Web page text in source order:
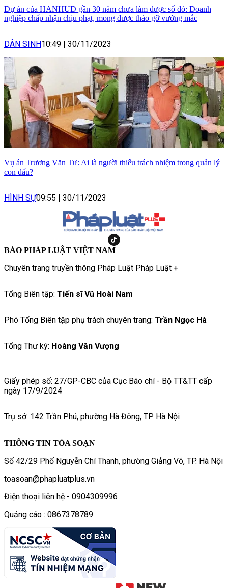
Dự án của HANHUD gần 30 năm chưa làm được sổ đỏ: Doanh
nghiệp chấp nhận chịu phạt, mong được tháo gỡ vướng mắc
DÂN SINH10:49 30/11/2023
Vụ án Trương Văn Tư: Ai là người thiếu trách nhiệm trong quản lý
con dấu?
HÌNH SỰ09:55 | 30/11/2023
BÁO PHÁP LUẬT VIỆT NAM
Chuyên trang truyền thông Pháp Luật Pháp Luật +
Tổng Biên tập: Tiến sĩ Vũ Hoài Nam
Phó Tổng Biên tập phụ trách chuyên trang: Trần Ngọc Hà
Tổng Thư ký: Hoàng Văn Vượng
Giấy phép số: 27/GP-CBC của Cục Báo chí - Bộ TT&TT cấp
ngày 17/9/2024
Trụ sở: 142 Trần Phú, phường Hà Đông, TP Hà Nội
THÔNG TIN TÒA SOẠN
Số 42/29 Phố Nguyễn Chí Thanh, phường Giảng Võ, TP. Hà Nội
toasoan@phapluatplus.vn
Điện thoại liên hệ - 0904309996
Quảng cáo : 0867378789